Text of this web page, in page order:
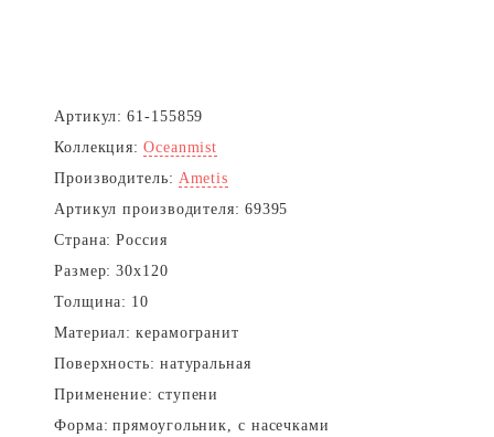
Артикул: 61-155859
Коллекция: Oceanmist
Производитель: Ametis
Артикул производителя: 69395
Страна: Россия
Размер: 30x120
Толщина: 10
Материал: керамогранит
Поверхность: натуральная
Применение: ступени
Форма: прямоугольник, с насечками